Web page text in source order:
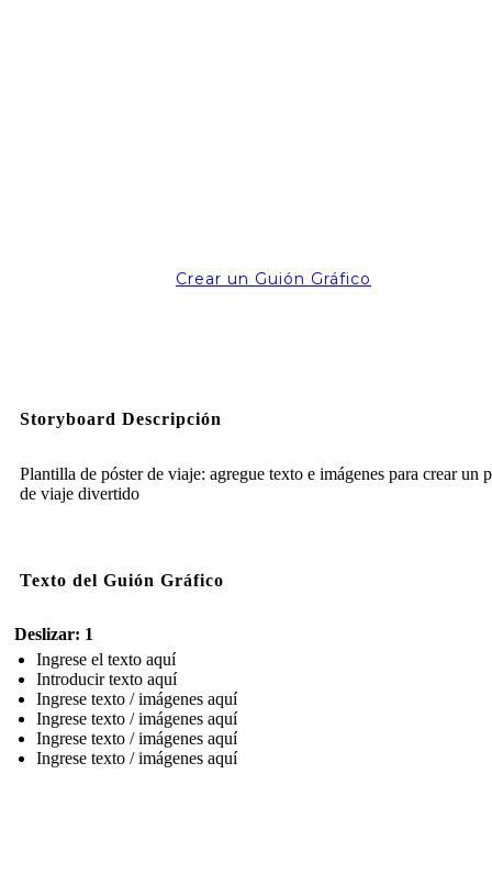
Crear un Guión Gráfico
Storyboard Descripción
Plantilla de póster de viaje: agregue texto e imágenes para crear un
de viaje divertido
Texto del Guión Gráfico
Deslizar: 1
Ingrese el texto aquí
Introducir texto aquí
Ingrese texto / imágenes aquí
Ingrese texto / imágenes aquí
Ingrese texto / imágenes aquí
Ingrese texto / imágenes aquí